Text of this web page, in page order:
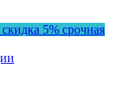
скидка 5% срочная